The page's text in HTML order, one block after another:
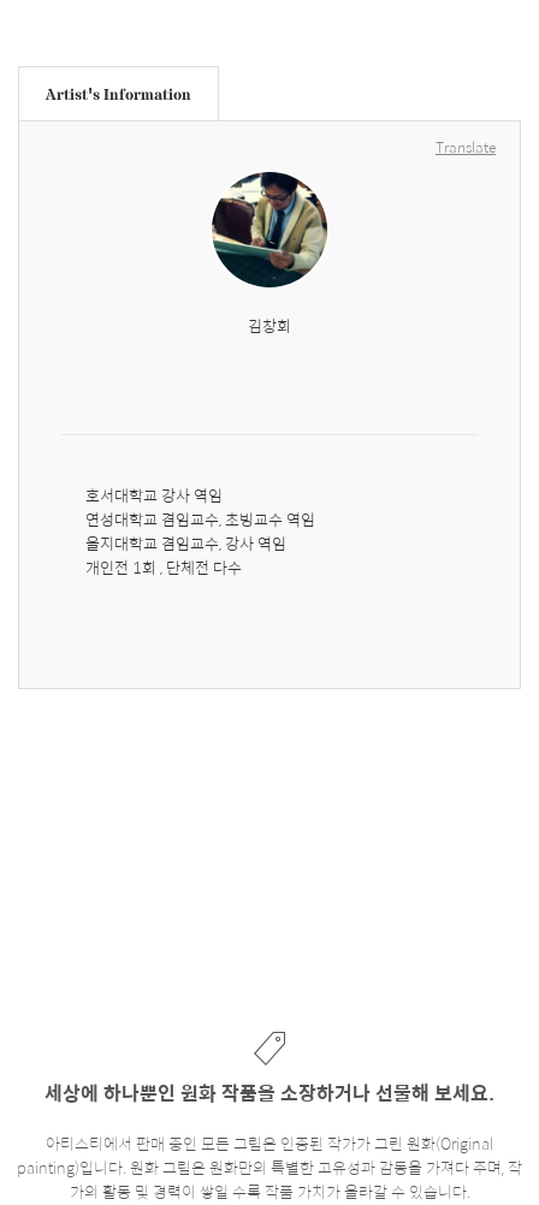
Artist's Information
Translate
김창회
호서대학교 강사 역임
연성대학교 겸임교수, 초빙교수 역임
을지대학교 겸임교수, 강사 역임
개인전 1회 , 단체전 다수
세상에 하나뿐인 원화 작품을 소장하거나 선물해 보세요.
아티스티에서 판매 중인 모든 그림은 인증된 작가가 그린 원화(Original
painting)입니다. 원화 그림은 원화만의 특별한 고유성과 감동을 가져다 주며, 작
가의 활동 및 경력이 쌓일 수록 작품 가치가 올라갈 수 있습니다.